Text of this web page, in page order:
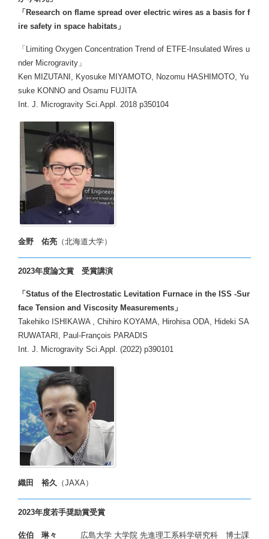
「Research on flame spread over electric wires as a basis for f
ire safety in space habitats」
「Limiting Oxygen Concentration Trend of ETFE-Insulated Wires u
nder Microgravity」
Ken MIZUTANI, Kyosuke MIYAMOTO, Nozomu HASHIMOTO, Yu
suke KONNO and Osamu FUJITA
Int. J. Microgravity Sci.Appl. 2018 p350104
金野 佑亮 （北海道大学）
2023年度論文賞 受賞講演
「Status of the Electrostatic Levitation Furnace in the ISS -Sur
face Tension and Viscosity Measurements」
Takehiko ISHIKAWA , Chihiro KOYAMA, Hirohisa ODA, Hideki SA
RUWATARI, Paul-François PARADIS
Int. J. Microgravity Sci.Appl. (2022) p390101
織田 裕久 （JAXA）
2023年度若手奨励賞受賞
佐伯 琳々 広島大学 大学院 先進理工系科学研究科 博士課